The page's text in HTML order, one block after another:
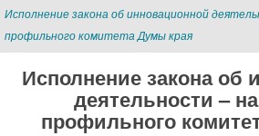
Исполнение закона об инновационной
профильного комитета Думы края
Исполнение закона об
деятельности –
профильного